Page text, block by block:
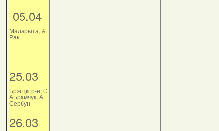
05.04
Маларыта, А.
Рак
25.03
Брэсцкі р-н, С.
АБрамчук, А.
Сербун
26.03